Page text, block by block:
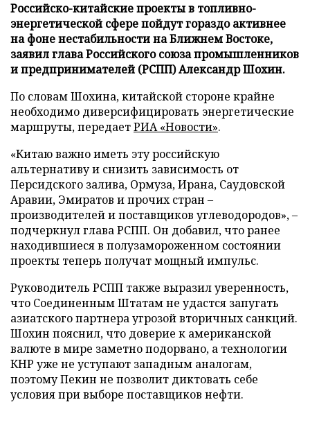
Российско-китайские проекты в топливно-
энергетической сфере пойдут гораздо активнее
на фоне нестабильности на Ближнем Востоке,
заявил глава Российского союза промышленников
и предпринимателей (РСПП) Александр Шохин.
По словам Шохина, китайской стороне крайне
необходимо диверсифицировать энергетические
маршруты, передаетРИА «Новости».
«Китаю важно иметь эту российскую
альтернативу и снизить зависимость от
Персидского залива, Ормуза, Ирана, Саудовской
Аравии, Эмиратов и прочих стран –
производителей и поставщиков углеводородов», –
подчеркнул глава РСПП. Он добавил, что ранее
находившиеся в полузамороженном состоянии
проекты теперь получат мощный импульс.
Руководитель РСПП также выразил уверенность,
что Соединенным Штатам не удастся запугать
азиатского партнера угрозой вторичных санкций.
Шохин пояснил, что доверие к американской
валюте в мире заметно подорвано, а технологии
КНР уже не уступают западным аналогам,
поэтому Пекин не позволит диктовать себе
условия при выборе поставщиков нефти.